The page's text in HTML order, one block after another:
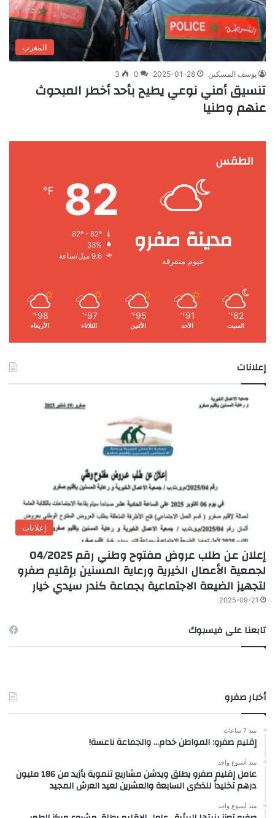
المغرب
يوسف المسكين 2025-01-28
0
3
تنسيق أمني نوعي يطيح بأحد أخطر المبحوث
عنهم وطنيا
الطقس
مدينة صفرو
غيوم متفرقة
82
℉
33%
9.6 ميل/ساعة
82
℉
السبت
91
℉
الأحد
95
℉
الأثنين
97
℉
الثلاثاء
98
℉
الأربعاء
إعلانات
إعلانات
إعلان عن طلب عروض مفتوح وطني رقم 04/2025
لجمعية الأعمال الخيرية ورعاية المسنين بإقليم صفرو
لتجهيز الضيعة الاجتماعية بجماعة كندر سيدي خيار
2025-09-21
تابعنا على فيسبوك
أخبار صفرو
منذ 7 ساعات
إقليم صفرو: المواطن خدام… والجماعة ناعسة!
منذ أسبوع واحد
عامل إقليم صفرو يطلق ويدشن مشاريع تنموية بأزيد من 186 مليون
درهم تخليداً للذكرى السابعة والعشرين لعيد العرش المجيد
منذ أسبوع واحد